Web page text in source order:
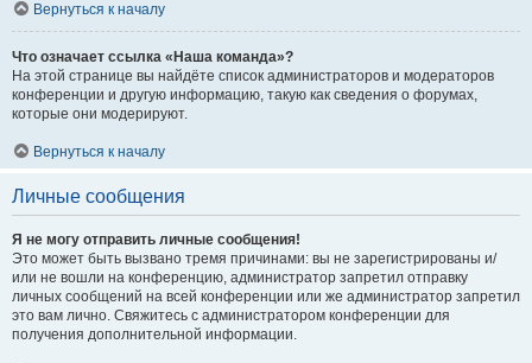
Вернуться к началу
Что означает ссылка «Наша команда»?
На этой странице вы найдёте список администраторов и модераторов
конференции и другую информацию, такую как сведения о форумах,
которые они модерируют.
Вернуться к началу
Личные сообщения
Я не могу отправить личные сообщения!
Это может быть вызвано тремя причинами: вы не зарегистрированы и/
или не вошли на конференцию, администратор запретил отправку
личных сообщений на всей конференции или же администратор запретил
это вам лично. Свяжитесь с администратором конференции для
получения дополнительной информации.